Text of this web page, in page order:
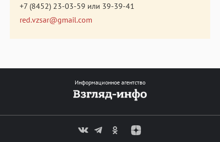
+7 (8452) 23-03-59 или 39-39-41
red.vzsar@gmail.com
Информационное агентство